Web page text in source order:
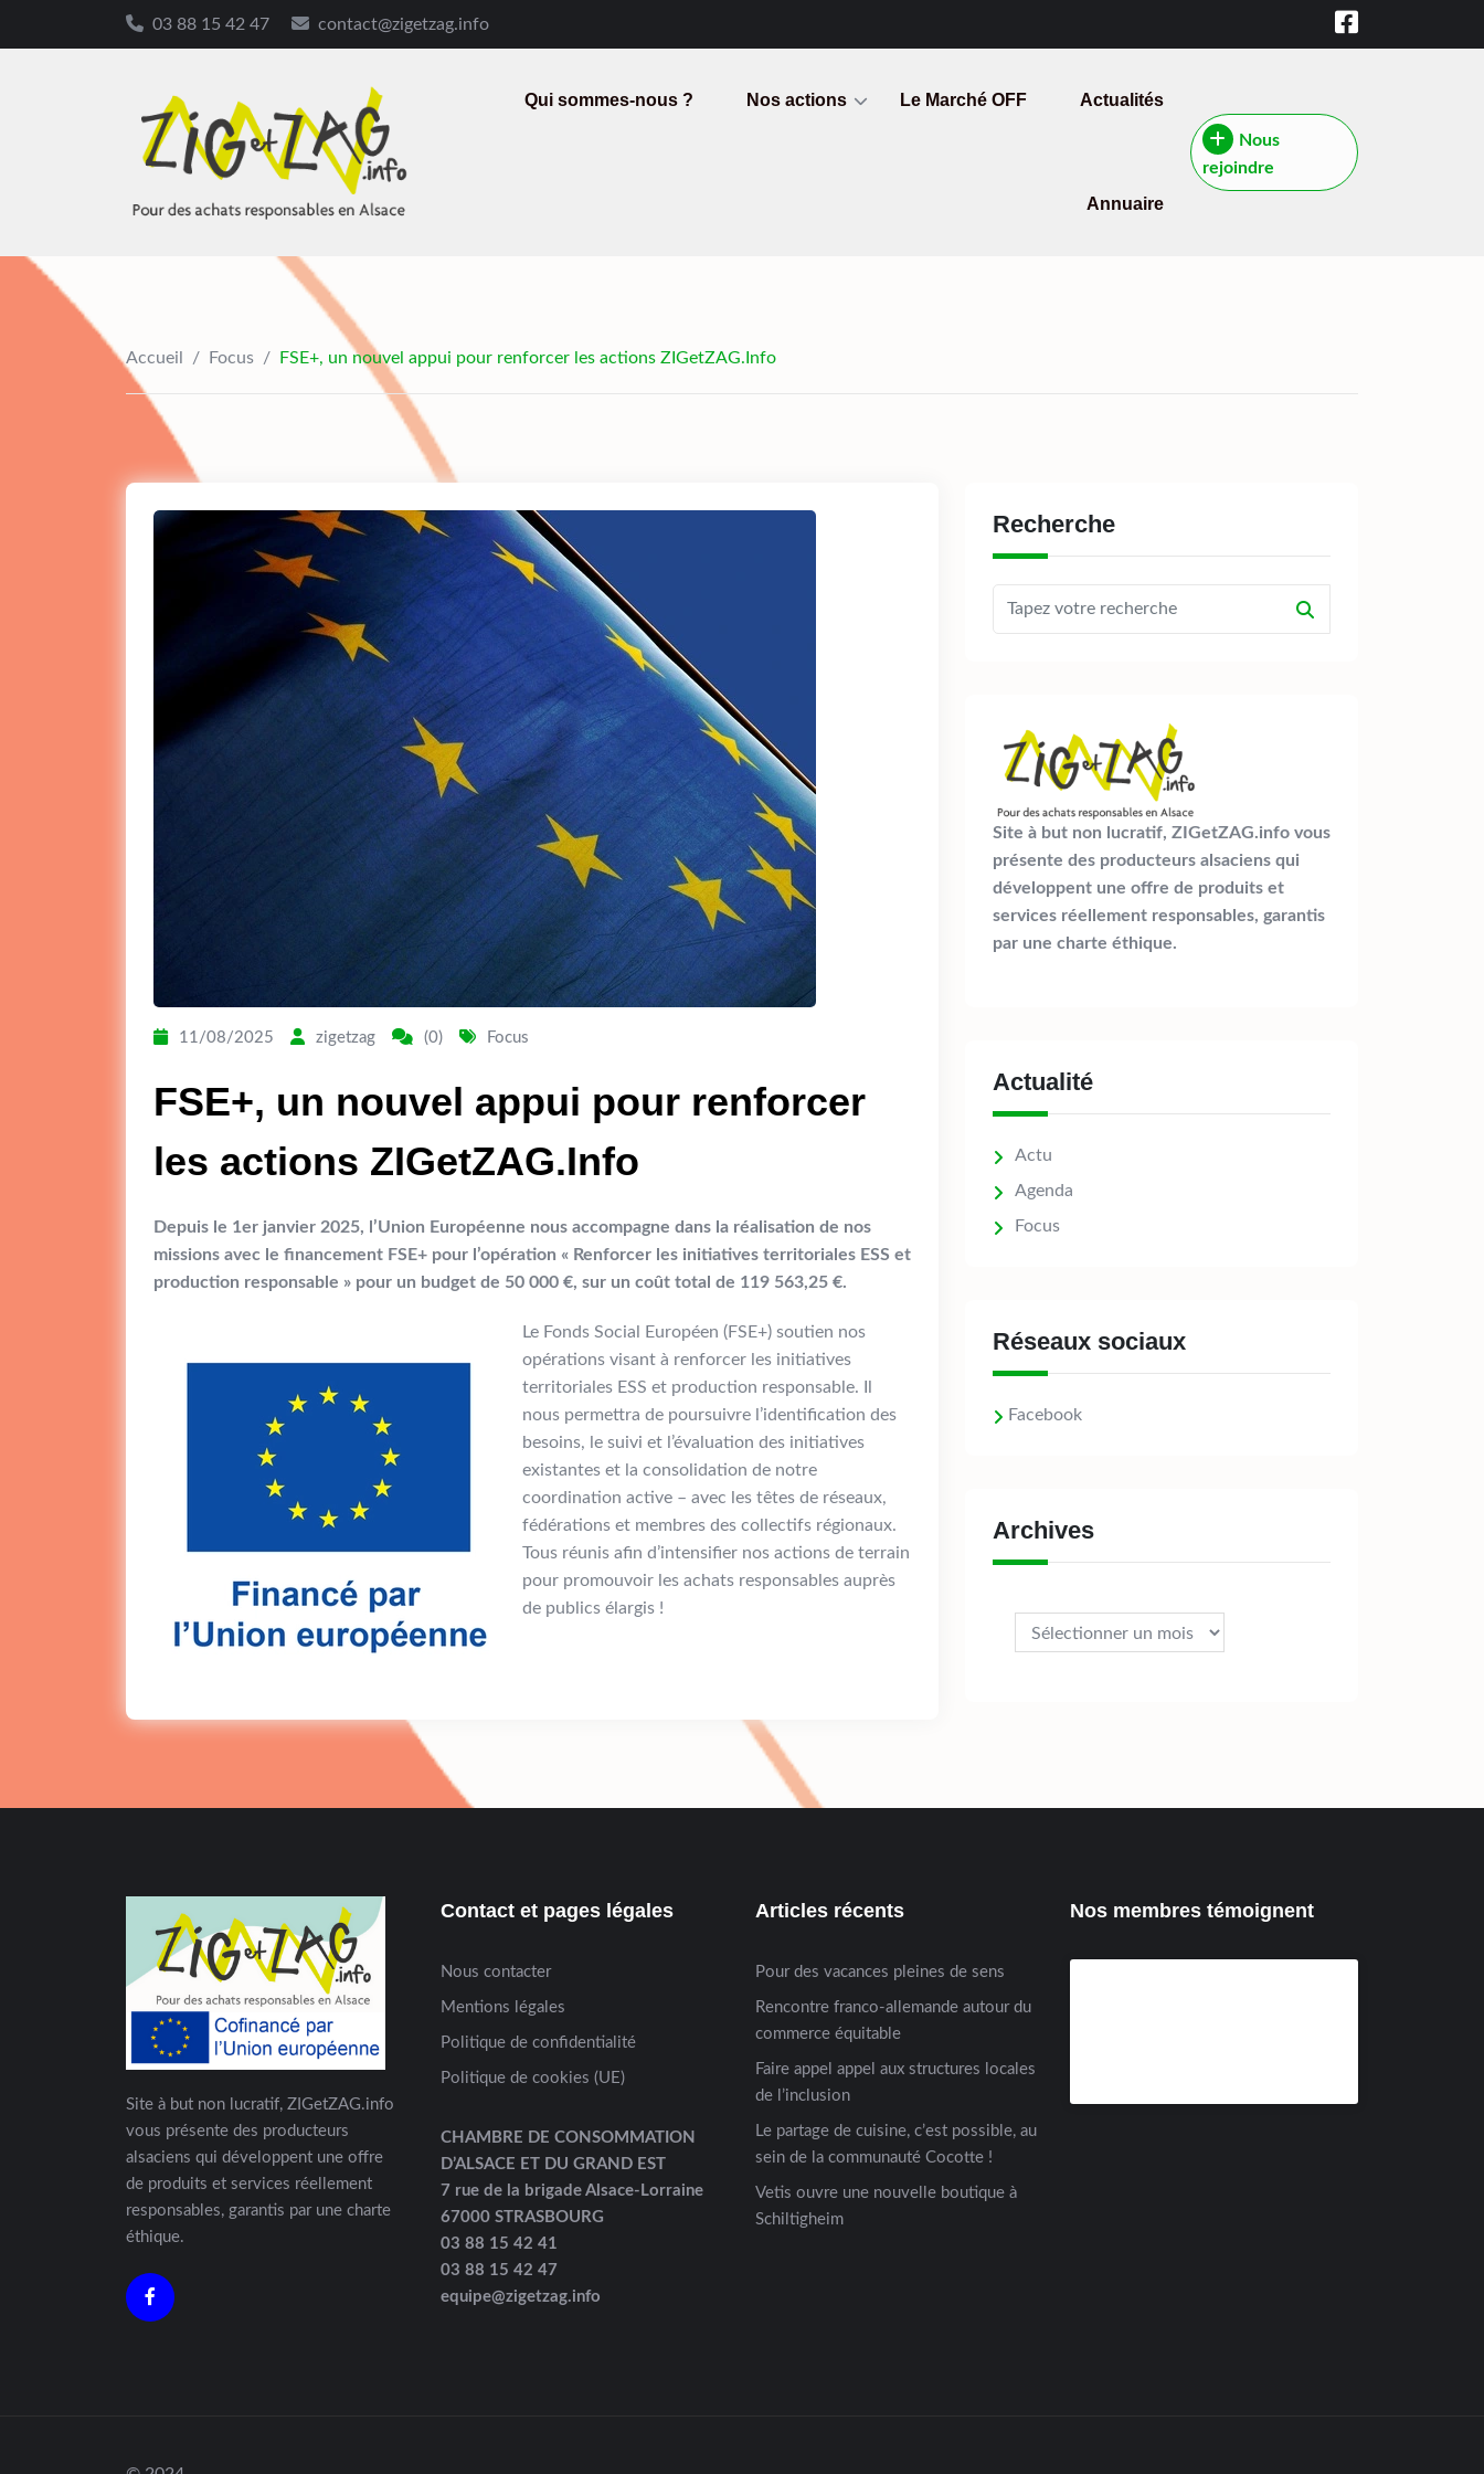
03 88 15 42 47 contact@zigetzag.info
Qui sommes-nous ? Nos actions Le Marché OFF Actualités
Annuaire
Nous
rejoindre
Accueil / Focus / FSE+, un nouvel appui pour renforcer les actions ZIGetZAG.Info
11/08/2025 zigetzag (0) Focus
FSE+, un nouvel appui pour renforcer
les actions ZIGetZAG.Info
Depuis le 1er janvier 2025, l’Union Européenne nous accompagne dans la réalisation de nos
missions avec le financement FSE+ pour l’opération « Renforcer les initiatives territoriales ESS et
production responsable » pour un budget de 50 000 €, sur un coût total de 119 563,25 €.
Le Fonds Social Européen (FSE+) soutien nos
opérations visant à renforcer les initiatives
territoriales ESS et production responsable. Il
nous permettra de poursuivre l’identification des
besoins, le suivi et l’évaluation des initiatives
existantes et la consolidation de notre
coordination active – avec les têtes de réseaux,
fédérations et membres des collectifs régionaux.
Tous réunis afin d’intensifier nos actions de terrain
pour promouvoir les achats responsables auprès
de publics élargis !
Recherche
Site à but non lucratif, ZIGetZAG.info vous
présente des producteurs alsaciens qui
développent une offre de produits et
services réellement responsables, garantis
par une charte éthique.
Actualité
Actu
Agenda
Focus
Réseaux sociaux
Facebook
Archives
Site à but non lucratif, ZIGetZAG.info
vous présente des producteurs
alsaciens qui développent une offre
de produits et services réellement
responsables, garantis par une charte
éthique.
Contact et pages légales
Nous contacter
Mentions légales
Politique de confidentialité
Politique de cookies (UE)
CHAMBRE DE CONSOMMATION
D’ALSACE ET DU GRAND EST
7 rue de la brigade Alsace-Lorraine
67000 STRASBOURG
03 88 15 42 41
03 88 15 42 47
equipe@zigetzag.info
Articles récents
Pour des vacances pleines de sens
Rencontre franco-allemande autour du
commerce équitable
Faire appel appel aux structures locales
de l’inclusion
Le partage de cuisine, c’est possible, au
sein de la communauté Cocotte !
Vetis ouvre une nouvelle boutique à
Schiltigheim
Nos membres témoignent